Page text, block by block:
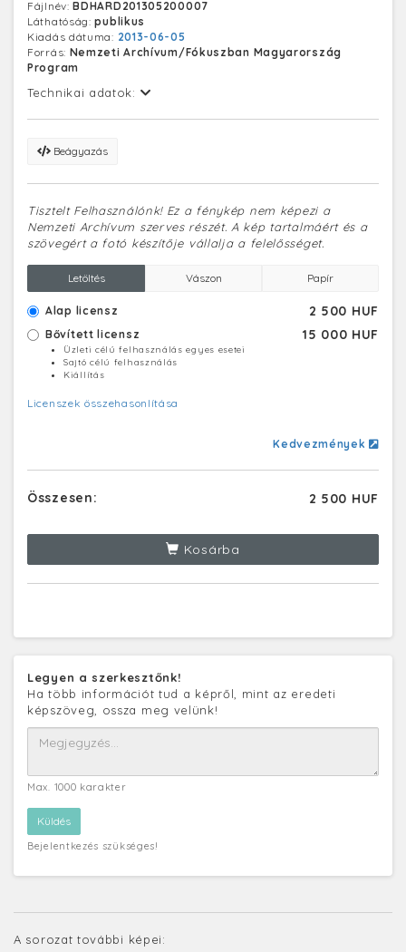
frissülhetnek.)
Fájlnév:BDHARD201305200007
Láthatóság:publikus
Kiadás dátuma: 2013-06-05
Forrás: Nemzeti Archívum/Fókuszban Magyarország
Program
Technikai adatok:
Beágyazás
Tisztelt Felhasználónk! Ez a fénykép nem képezi a
Nemzeti Archívum szerves részét. A kép tartalmáért és a
szövegért a fotó készítője vállalja a felelősséget.
Letöltés Vászon Papír
Alap licensz 2 500 HUF
Bővített licensz 15 000 HUF
Üzleti célú felhasználás egyes esetei
Sajtó célú felhasználás
Kiállítás
Licenszek összehasonlítása
Kedvezmények
Összesen: 2 500 HUF
Kosárba
Legyen a szerkesztőnk!
Ha több információt tud a képről, mint az eredeti
képszöveg, ossza meg velünk!
Max. 1000 karakter
Bejelentkezés szükséges!
A sorozat további képei: